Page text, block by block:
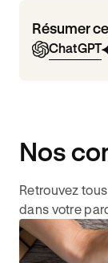
Résumer
ChatGPT
Nos
Retrouvez
dans votre